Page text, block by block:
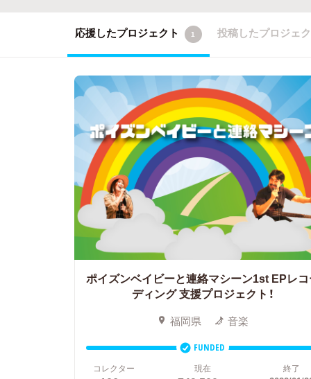
応援したプロジェクト 1 投稿したプロジェ
ポイズンベイビーと連絡マシーン1st EPレ
ディング支援プロジェクト！
福岡県 音楽
FUNDED
コレクター
現在 終了